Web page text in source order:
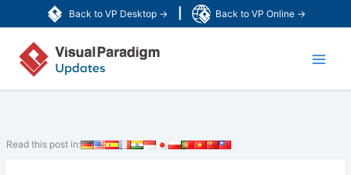
Back to VP Desktop → Back to VP Online →
к
содержимому
Read this post in: